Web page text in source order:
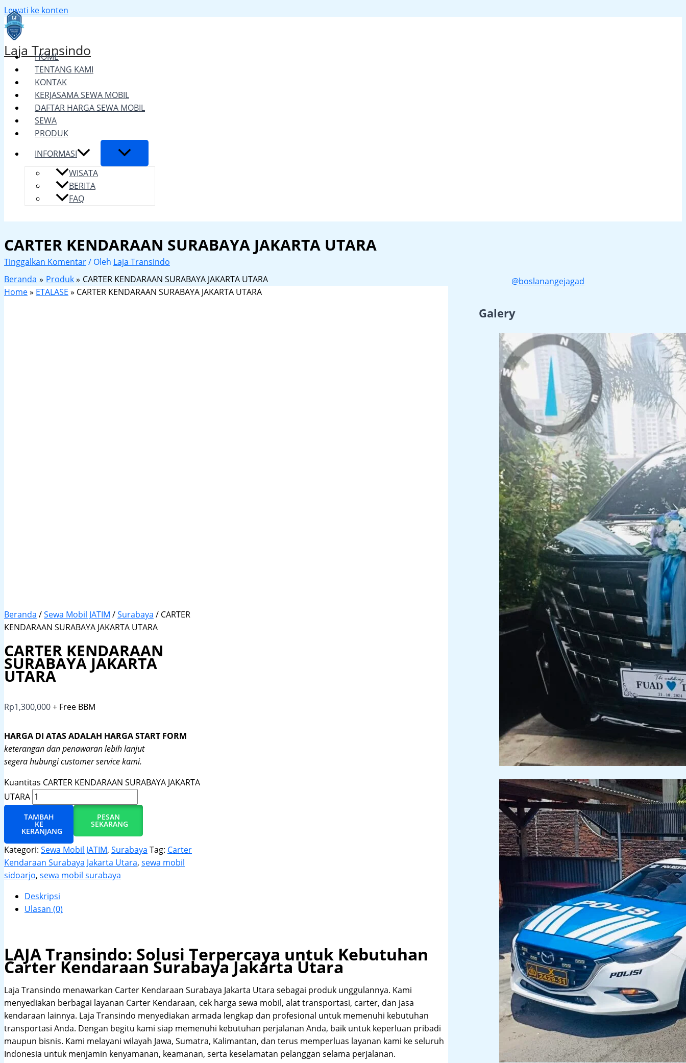
Lewati ke konten
Laja Transindo
HOME
TENTANG KAMI
KONTAK
KERJASAMA SEWA MOBIL
DAFTAR HARGA SEWA MOBIL
SEWA
PRODUK
INFORMASI
WISATA
BERITA
FAQ
CARTER KENDARAAN SURABAYA JAKARTA UTARA
Tinggalkan Komentar/ Oleh Laja Transindo
Beranda
Produk
CARTER KENDARAAN SURABAYA JAKARTA UTARA
Home» ETALASE » CARTER KENDARAAN SURABAYA JAKARTA UTARA
Beranda /Sewa Mobil JATIM /Surabaya / CARTER
KENDARAAN SURABAYA JAKARTA UTARA
CARTER KENDARAAN
SURABAYA JAKARTA
UTARA
Rp1,300,000+ Free BBM
HARGA DI ATAS ADALAH HARGA START FORM
keterangan dan penawaran lebih lanjut
segera hubungi customer service kami.
Kuantitas CARTER KENDARAAN SURABAYA JAKARTA
UTARA
TAMBAH
KE
KERANJANG
PESAN
SEKARANG
Kategori: Sewa Mobil JATIM, Surabaya Tag: Carter
Kendaraan Surabaya Jakarta Utara, sewa mobil
sidoarjo, sewa mobil surabaya
Deskripsi
Ulasan (0)
LAJA Transindo: Solusi Terpercaya untuk Kebutuhan
Carter Kendaraan Surabaya Jakarta Utara
Laja Transindo menawarkan Carter Kendaraan Surabaya Jakarta Utara sebagai produk unggulannya. Kami
menyediakan berbagai layanan Carter Kendaraan, cek harga sewa mobil, alat transportasi, carter, dan jasa
kendaraan lainnya. Laja Transindo menyediakan armada lengkap dan profesional untuk memenuhi kebutuhan
transportasi Anda. Dengan begitu kami siap memenuhi kebutuhan perjalanan Anda, baik untuk keperluan pribadi
maupun bisnis. Kami melayani wilayah Jawa, Sumatra, Kalimantan, dan terus memperluas layanan kami ke seluruh
Indonesia untuk menjamin kenyamanan, keamanan, serta keselamatan pelanggan selama perjalanan.
@boslanangejagad
Galery